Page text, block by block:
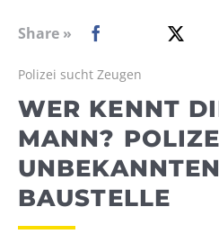
WEBRADIO
Share »
Polizei sucht Zeugen
WER KENNT
MANN?
BAUSTELLE